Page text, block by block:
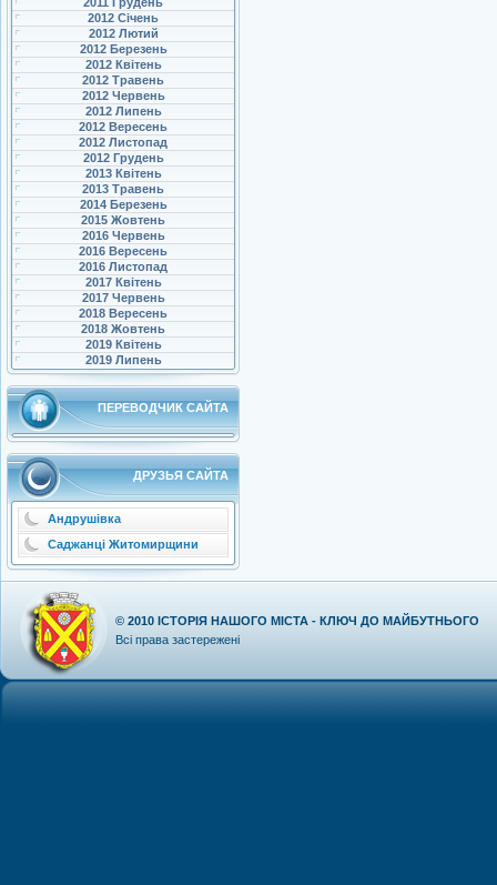
2012 Січень
2012 Лютий
2012 Березень
2012 Квітень
2012 Травень
2012 Червень
2012 Липень
2012 Вересень
2012 Листопад
2012 Грудень
2013 Квітень
2013 Травень
2014 Березень
2015 Жовтень
2016 Червень
2016 Вересень
2016 Листопад
2017 Квітень
2017 Червень
2018 Вересень
2018 Жовтень
2019 Квітень
2019 Липень
ПЕРЕВОДЧИК САЙТА
ДРУЗЬЯ САЙТА
Андрушівка
Саджанці Житомирщини
© 2010 ІСТОРІЯ НАШОГО МІСТА - КЛЮЧ ДО МАЙБУТНЬОГО
Всі права застережені